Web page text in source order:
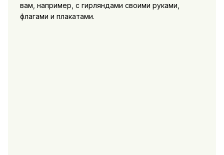
вам, например, с гирляндами своими руками,
флагами и плакатами.